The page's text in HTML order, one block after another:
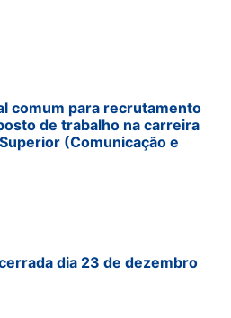
comum para recrutamento
de trabalho na carreira
(Comunicação e
dia 23 de dezembro